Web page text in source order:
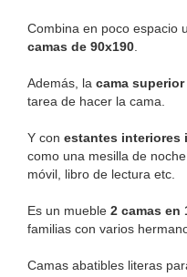
Combina en poco espacio
camas de 90x190
Además, la cama
tarea de hacer la cama.
Y con estantes interiores
como una mesilla de
móvil, libro de lectura etc.
Es un mueble 2 camas en
familias con varios
Camas abatibles literas